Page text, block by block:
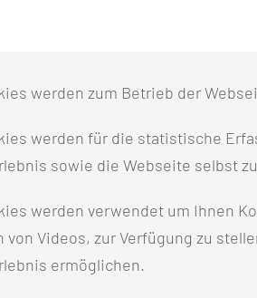
des abdominellen
werden zum Betrieb der
werden für die statistische
sowie die Webseite selbst
werden verwendet um Ihnen
von Videos, zur Verfügung zu
ermöglichen.